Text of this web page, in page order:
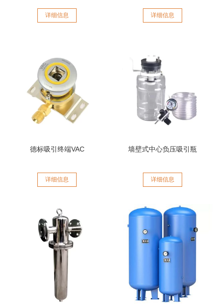
详细信息 详细信息
德标吸引终端VAC
详细信息
墙壁式中心负压吸引瓶
详细信息